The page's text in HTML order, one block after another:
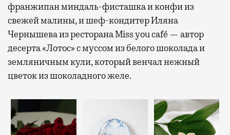
франжипан миндаль-фисташка и конфи из
свежей малины, и шеф-кондитер Иляна
Чернышева из ресторана Miss you café — автор
десерта «Лотос» с муссом из белого шоколада и
земляничным кули, который венчал нежный
цветок из шоколадного желе.